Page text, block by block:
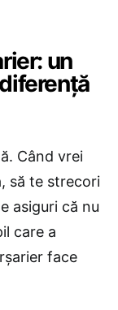
un
Când vrei
să te strecori
asiguri că nu
care a
face